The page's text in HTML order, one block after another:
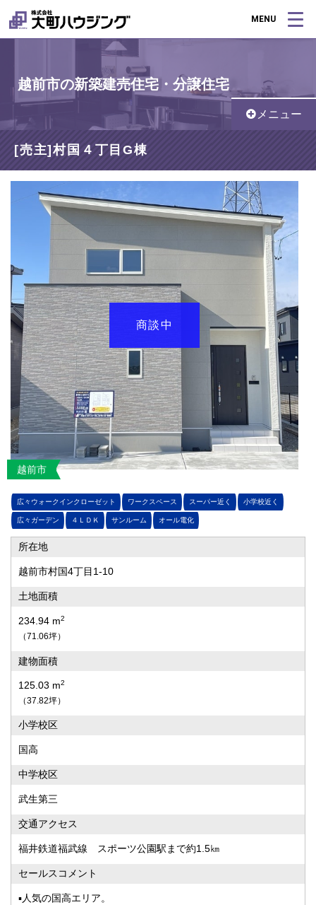
MENU
越前市の新築建売住宅・分譲住宅
メニュー
[売主]村国４丁目G棟
商談中
越前市
広々ウォークインクローゼット ワークスペース スーパー近く 小学校近く
広々ガーデン ４ＬＤＫ サンルーム オール電化
所在地
越前市村国4丁目1-10
土地面積
234.94 m2
（71.06坪）
建物面積
125.03 m2
（37.82坪）
小学校区
国高
中学校区
武生第三
交通アクセス
福井鉄道福武線 スポーツ公園駅まで約1.5㎞
セールスコメント
▪人気の国高エリア。